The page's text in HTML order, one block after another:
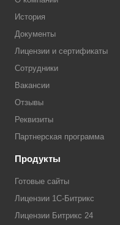
История
Документы
Лицензии и сертификаты
Сотрудники
Вакансии
Отзывы
Реквизиты
Партнерская программа
Продукты
Готовые сайты
Лицензии 1С-Битрикс
Лицензии Битрикс 24